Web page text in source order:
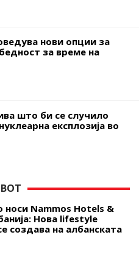
нови опции за
за време на
што би се случило
експлозија во
носи Nammos Hotels &
Нова lifestyle
создава на албанската